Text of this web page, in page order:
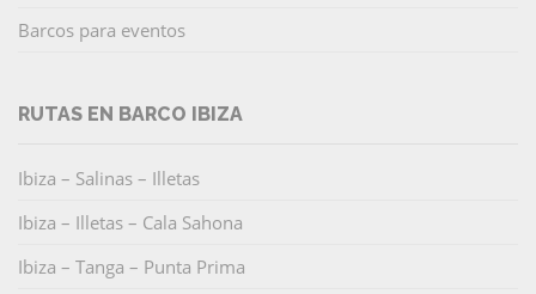
Barcos para eventos
RUTAS EN BARCO IBIZA
Ibiza – Salinas – Illetas
Ibiza – Illetas – Cala Sahona
Ibiza – Tanga – Punta Prima